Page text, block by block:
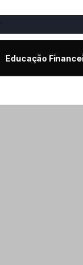
Educação